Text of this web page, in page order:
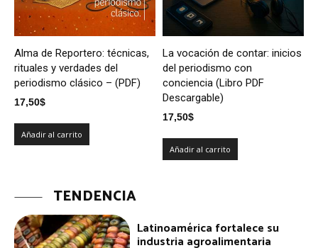
Alma de Reportero: técnicas,
rituales y verdades del
periodismo clásico – (PDF)
17,50$
Añadir al carrito
La vocación de contar: inicios
del periodismo con
conciencia (Libro PDF
Descargable)
17,50$
Añadir al carrito
TENDENCIA
Latinoamérica fortalece su
industria agroalimentaria